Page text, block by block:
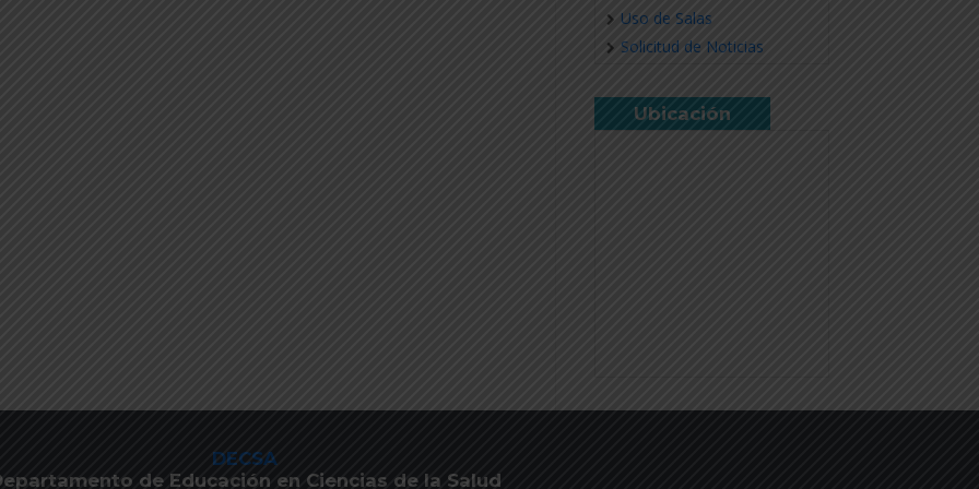
Uso de Salas
Solicitud de Noticias
Ubicación
DECSA
de Educación en Ciencias de la Salud